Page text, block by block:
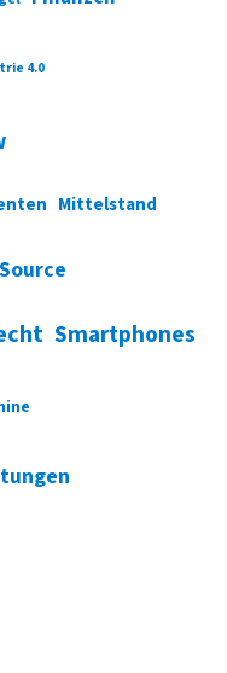
4.0
Mittelstand
Smartphones